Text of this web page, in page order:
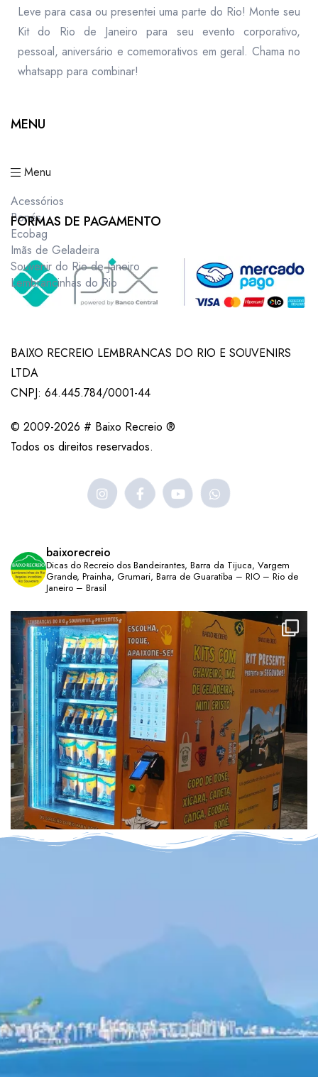
Leve para casa ou presentei uma parte do Rio! Monte seu
Kit do Rio de Janeiro para seu evento corporativo,
pessoal, aniversário e comemorativos em geral. Chama no
whatsapp para combinar!
MENU
Menu
Acessórios
Bonés
Ecobag
Imãs de Geladeira
Souvenir do Rio de Janeiro
Lembrancinhas do Rio
FORMAS DE PAGAMENTO
BAIXO RECREIO LEMBRANCAS DO RIO E SOUVENIRS
LTDA
CNPJ: 64.445.784/0001-44
© 2009-2026 # Baixo Recreio ®
Todos os direitos reservados.
baixorecreio
Dicas do Recreio dos Bandeirantes, Barra da Tijuca, Vargem
Grande, Prainha, Grumari, Barra de Guaratiba – RIO – Rio de
Janeiro – Brasil